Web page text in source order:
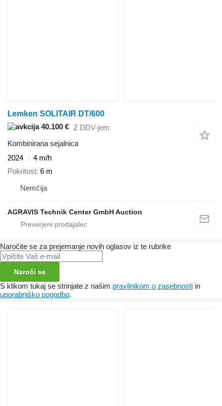
Lemken SOLITAIR DT/600
40.100 € Z DDV-jem
Kombinirana sejalnica
2024
4 m/h
Pokritost 6 m
Nemčija
AGRAVIS Technik Center GmbH Auction
Naročite se za prejemanje novih oglasov iz te rubrike
Naroči se
S klikom tukaj se strinjate z našim pravilnikom o zasebnosti in
uporabniško pogodbo.